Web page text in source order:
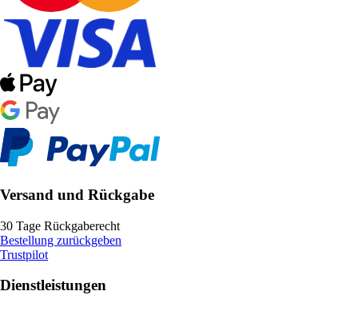
Versand und Rückgabe
30 Tage Rückgaberecht
Bestellung zurückgeben
Trustpilot
Dienstleistungen